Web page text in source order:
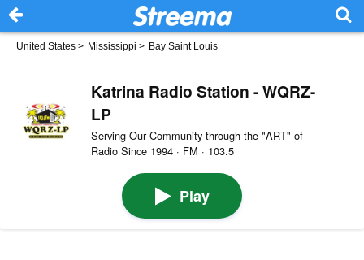
United States > Mississippi > Bay Saint Louis
Katrina Radio Station - WQRZ-
LP
Serving Our Community through the "ART" of
Radio Since 1994 · FM · 103.5
Play